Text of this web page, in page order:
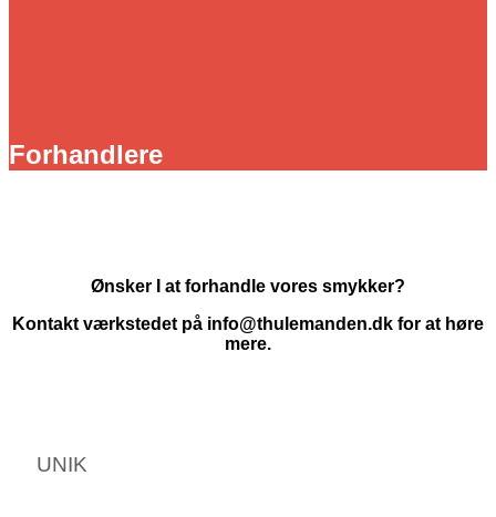
Forhandlere
Ønsker I at forhandle vores smykker?
Kontakt værkstedet på info@thulemanden.dk for at høre
mere.
UNIK